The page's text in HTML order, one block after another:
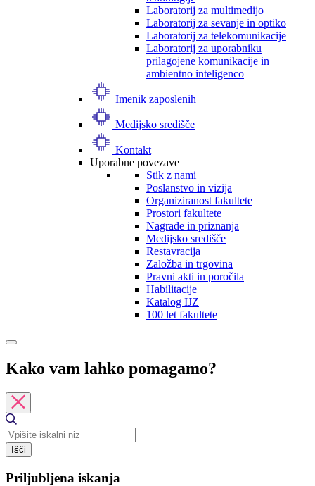
Laboratorij za multimedijo
Laboratorij za sevanje in optiko
Laboratorij za telekomunikacije
Laboratorij za uporabniku
prilagojene komunikacije in
ambientno inteligenco
Imenik zaposlenih
Medijsko središče
Kontakt
Uporabne povezave
Stik z nami
Poslanstvo in vizija
Organiziranost fakultete
Prostori fakultete
Nagrade in priznanja
Medijsko središče
Restavracija
Založba in trgovina
Pravni akti in poročila
Habilitacije
Katalog IJZ
100 let fakultete
Kako vam lahko pomagamo?
Išči
Priljubljena iskanja